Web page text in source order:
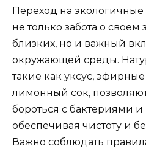
Переход на
не только забота о
близких, но и важный
окружающей среды.
такие как уксус,
лимонный сок,
бороться с бактериями
обеспечивая чистоту и
Важно соблюдать